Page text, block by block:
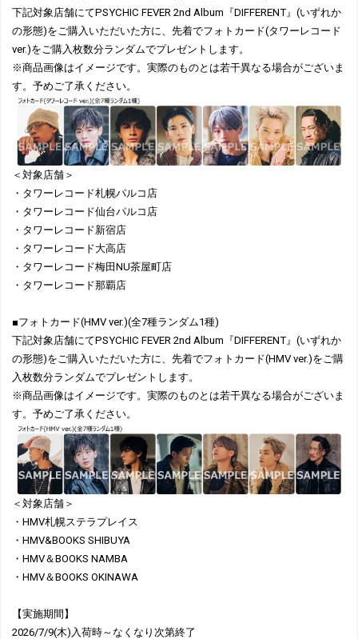
下記対象店舗にてPSYCHIC FEVER 2nd Album『DIFFERENT』(いずれか
の形態)をご購入いただいた方に、先着でフォトカード(タワーレコード
ver.)をご購入枚数分ランダムでプレゼントします。
※商品画像はイメージです。実際のものとは若干異なる場合がございま
す。予めご了承ください。
＜対象店舗＞
・タワーレコード札幌パルコ店
・タワーレコード仙台パルコ店
・タワーレコード新宿店
・タワーレコード大高店
・タワーレコード梅田NU茶屋町店
・タワーレコード那覇店
■フォトカード(HMV ver.)(全7種ランダム1種)
下記対象店舗にてPSYCHIC FEVER 2nd Album『DIFFERENT』(いずれか
の形態)をご購入いただいた方に、先着でフォトカード(HMV ver.)をご購
入枚数分ランダムでプレゼントします。
※商品画像はイメージです。実際のものとは若干異なる場合がございま
す。予めご了承ください。
＜対象店舗＞
・HMV札幌ステラプレイス
・HMV&BOOKS SHIBUYA
・HMV＆BOOKS NAMBA
・HMV＆BOOKS OKINAWA
【実施期間】
2026/7/9(木)入荷時～なくなり次第終了